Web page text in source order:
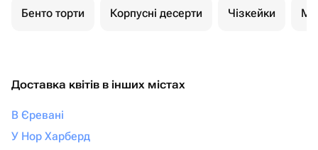
Бенто торти Корпусні десерти Чізкейки
Доставка квітів в інших містах
В Єревані
У Нор Харберд